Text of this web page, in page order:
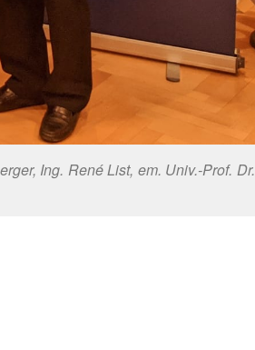
Ing. René List, em. Univ.-Prof. Dr.